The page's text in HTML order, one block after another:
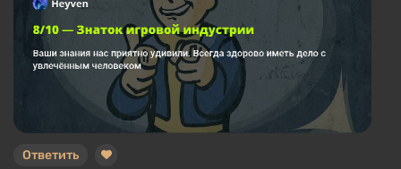
Ответить